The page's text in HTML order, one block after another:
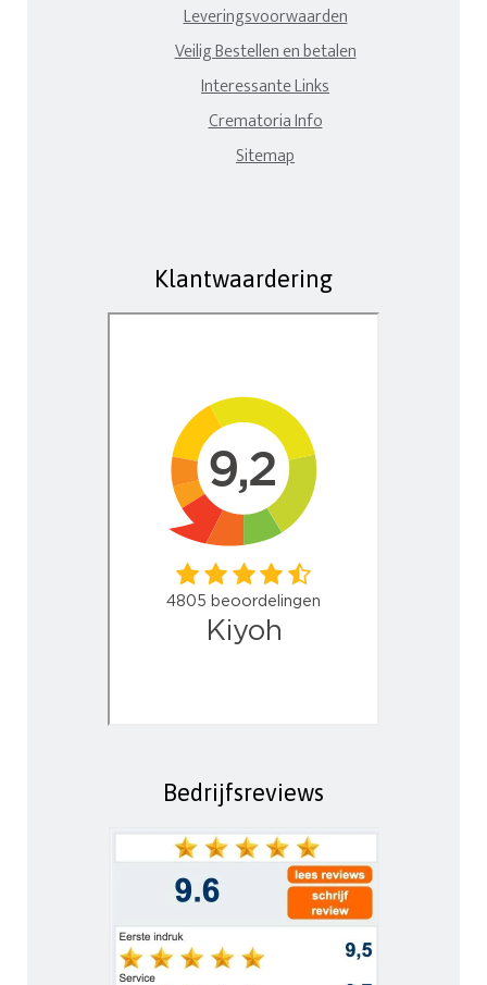
Leveringsvoorwaarden
Veilig Bestellen en betalen
Interessante Links
Crematoria Info
Sitemap
Klantwaardering
Bedrijfsreviews